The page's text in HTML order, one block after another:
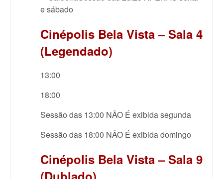
e sábado
Cinépolis Bela Vista – Sala 4
(Legendado)
13:00
18:00
Sessão das 13:00 NÃO É exibida segunda
Sessão das 18:00 NÃO É exibida domingo
Cinépolis Bela Vista – Sala 9